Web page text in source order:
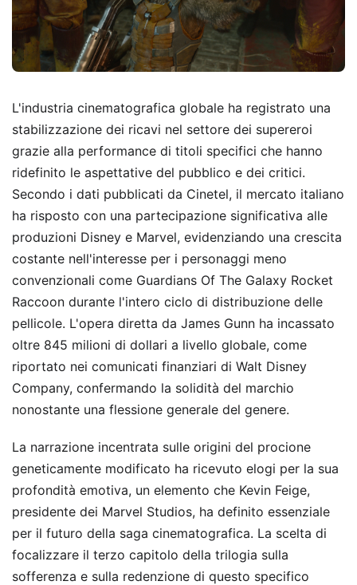
L'industria cinematografica globale ha registrato una
stabilizzazione dei ricavi nel settore dei supereroi
grazie alla performance di titoli specifici che hanno
ridefinito le aspettative del pubblico e dei critici.
Secondo i dati pubblicati da Cinetel, il mercato italiano
ha risposto con una partecipazione significativa alle
produzioni Disney e Marvel, evidenziando una crescita
costante nell'interesse per i personaggi meno
convenzionali come Guardians Of The Galaxy Rocket
Raccoon durante l'intero ciclo di distribuzione delle
pellicole. L'opera diretta da James Gunn ha incassato
oltre 845 milioni di dollari a livello globale, come
riportato nei comunicati finanziari di Walt Disney
Company, confermando la solidità del marchio
nonostante una flessione generale del genere.
La narrazione incentrata sulle origini del procione
geneticamente modificato ha ricevuto elogi per la sua
profondità emotiva, un elemento che Kevin Feige,
presidente dei Marvel Studios, ha definito essenziale
per il futuro della saga cinematografica. La scelta di
focalizzare il terzo capitolo della trilogia sulla
sofferenza e sulla redenzione di questo specifico